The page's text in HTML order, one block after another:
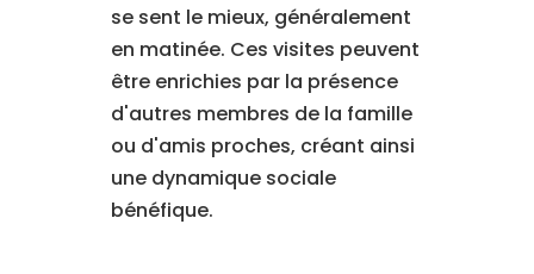
se sent le mieux, généralement
en matinée. Ces visites peuvent
être enrichies par la présence
d'autres membres de la famille
ou d'amis proches, créant ainsi
une dynamique sociale
bénéfique.